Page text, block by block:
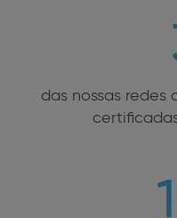
das nossas redes